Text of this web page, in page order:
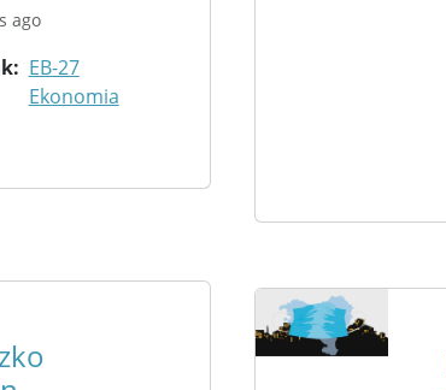
ago
EB-27
Ekonomia